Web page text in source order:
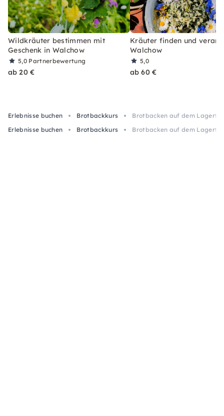
Wildkräuter bestimmen mit
Geschenk in Walchow
5,0 Partnerbewertung
ab 20 €
Kräuter finden und
Walchow
5,0
ab 60 €
Erlebnisse buchen Brotbackkurs
Brotbacken auf dem
Erlebnisse buchen
Brotbackkurs Brotbacken auf dem